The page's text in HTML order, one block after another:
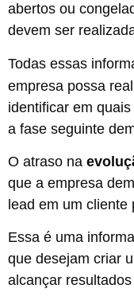
abertos ou
devem ser
Todas essas
empresa possa
identificar em
a fase seguinte
O atraso na
que a empresa
lead em um cliente
Essa é uma
que desejam criar
alcançar